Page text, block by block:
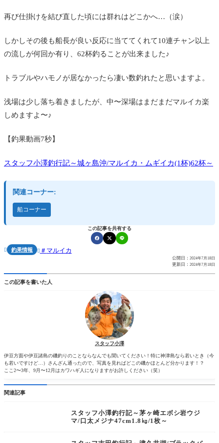
再び仕掛けを結び直した頃には群れはどこかへ…（涙）
しかしその後も船長が良い反応に当ててくれて10連チャン以上
の流しが何回か有り、62杯釣ることが出来ました♪
トラブルやハモノが居なかったら凄い数釣れたと思いますよ。
浅場は少し落ち着きましたが、中〜深場はまだまだマルイカ楽
しめますよ〜♪
【釣果動画7秒】
スタッフ小澤釣行記～城ヶ島沖/マルイカ・ムギイカ(1杯)62杯～
関連コーナー:
船コーナー
この記事を共有する
 釣果情報  マルイカ
公開日： 2024年7月18日
更新日： 2024年7月18日
この記事を書いた人
スタッフ小澤
伊豆方面や伊豆諸島の磯釣りのことならなんでも聞いてください！特に神津島なら若いとき（今
も若いですけど…）さんざん通ったので、写真を見ればどこの磯かほとんど分かります！？
ここ2〜3年、9月〜12月はカワハギ人になりますがお許しください（笑）
関連記事
スタッフ小澤釣行記～茅ヶ崎エボシ岩ウジ
マ/口太メジナ47cm1.8㎏/1枚～